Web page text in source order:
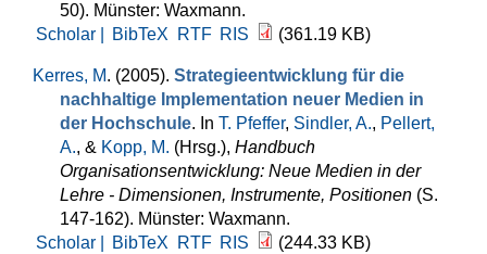
50). Münster: Waxmann.
Scholar |
BibTeX RTF RIS (361.19 KB)
Kerres, M. (2005). Strategieentwicklung für die
nachhaltige Implementation neuer Medien in
der Hochschule. In T. Pfeffer, Sindler, A., Pellert,
A., & Kopp, M. (Hrsg.), Handbuch
Organisationsentwicklung: Neue Medien in der
Lehre - Dimensionen, Instrumente, Positionen (S.
147-162). Münster: Waxmann.
Scholar |
BibTeX RTF RIS (244.33 KB)